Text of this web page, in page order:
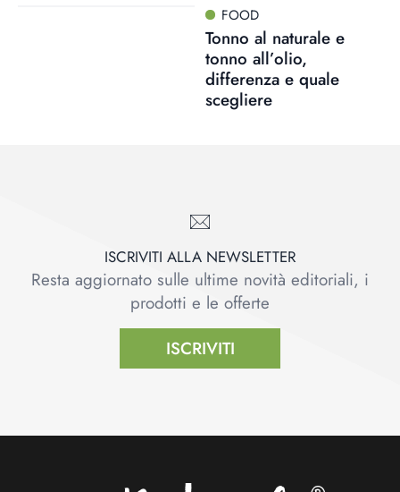
FOOD
Tonno al naturale e
tonno all’olio,
differenza e quale
scegliere
ISCRIVITI ALLA NEWSLETTER
Resta aggiornato sulle ultime novità editoriali, i
prodotti e le offerte
ISCRIVITI